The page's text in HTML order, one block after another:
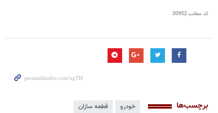
کد مطلب30952
برچسب‌ها خودرو قطعه سازان